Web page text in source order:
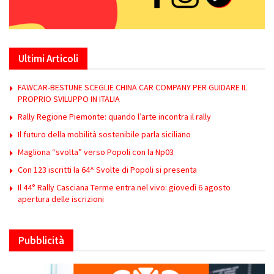
Ultimi Articoli
FAWCAR-BESTUNE SCEGLIE CHINA CAR COMPANY PER GUIDARE IL
PROPRIO SVILUPPO IN ITALIA
Rally Regione Piemonte: quando l’arte incontra il rally
Il futuro della mobilità sostenibile parla siciliano
Magliona “svolta” verso Popoli con la Np03
Con 123 iscritti la 64^ Svolte di Popoli si presenta
Il 44° Rally Casciana Terme entra nel vivo: giovedì 6 agosto
apertura delle iscrizioni
Pubblicità